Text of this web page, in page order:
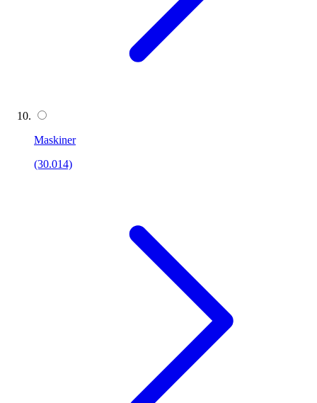
Maskiner
(30.014)